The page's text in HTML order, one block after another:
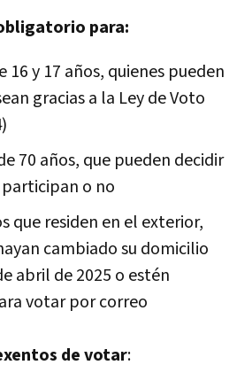
para:
16 y 17 años, quienes pueden
gracias a la Ley de Voto
70 años, que pueden decidir
o no
que residen en el exterior,
cambiado su domicilio
abril de 2025 o estén
votar por correo
de votar: